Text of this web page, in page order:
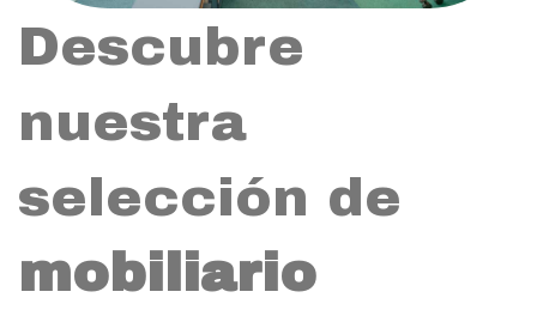
Descubre
nuestra
selección de
mobiliario